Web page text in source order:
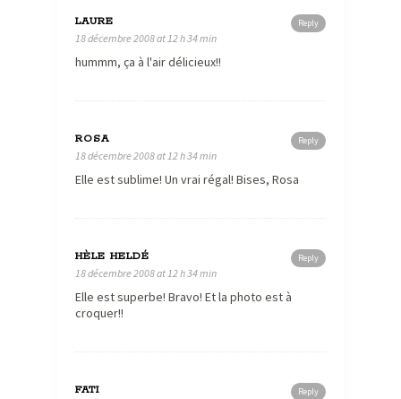
Reply
LAURE
18 décembre 2008 at 12 h 34 min
hummm, ça à l'air délicieux!!
Reply
ROSA
18 décembre 2008 at 12 h 34 min
Elle est sublime! Un vrai régal! Bises, Rosa
Reply
HÈLE HELDÉ
18 décembre 2008 at 12 h 34 min
Elle est superbe! Bravo! Et la photo est à
croquer!!
Reply
FATI